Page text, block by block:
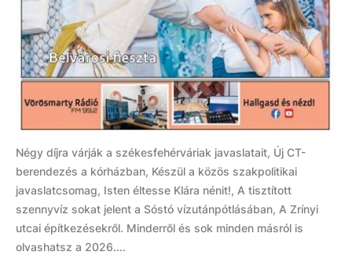
Négy díjra várják a székesfehérváriak javaslatait, Új CT-
berendezés a kórházban, Készül a közös szakpolitikai
javaslatcsomag, Isten éltesse Klára nénit!, A tisztított
szennyvíz sokat jelent a Sóstó vízutánpótlásában, A Zrínyi
utcai építkezésekről. Minderről és sok minden másról is
olvashatsz a 2026....